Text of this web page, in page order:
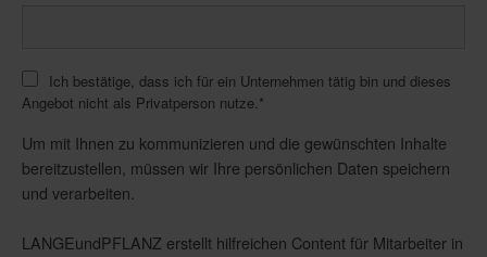
Ich bestätige, dass ich für ein Unternehmen tätig bin und dieses
Angebot nicht als Privatperson nutze. *
Um mit Ihnen zu kommunizieren und die gewünschten Inhalte
bereitzustellen, müssen wir Ihre persönlichen Daten speichern
und verarbeiten.
LANGEundPFLANZ erstellt hilfreichen Content für Mitarbeiter in